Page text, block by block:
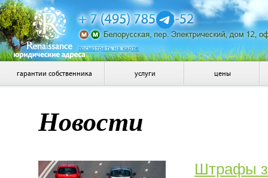
посмотреть на карте
гарантии собственника услуги цены
Новости
Штрафы